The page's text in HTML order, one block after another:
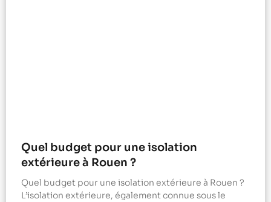
Quel budget pour une isolation
extérieure à Rouen ?
Quel budget pour une isolation extérieure à Rouen ?
L’isolation extérieure, également connue sous le